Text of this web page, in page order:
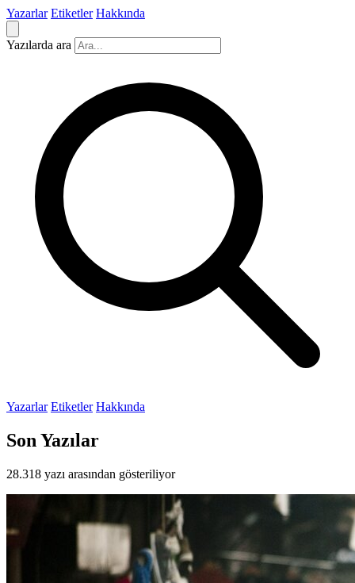
Yazarlar Etiketler Hakkında
Yazılarda ara
Yazarlar Etiketler Hakkında
Son Yazılar
28.318 yazı arasından gösteriliyor